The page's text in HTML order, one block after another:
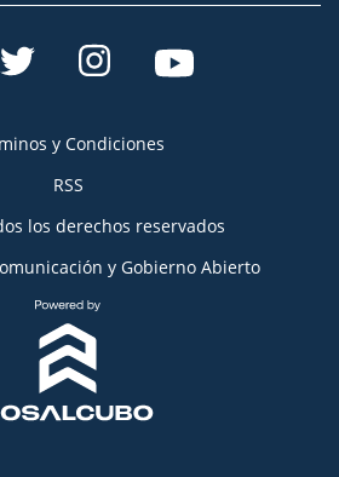
y Condiciones
RSS
los derechos reservados
y Gobierno Abierto